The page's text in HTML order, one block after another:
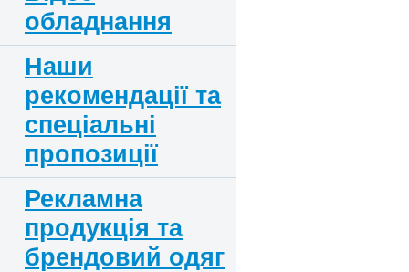
обладнання
Наши
рекомендації та
спеціальні
пропозиції
Рекламна
продукція та
брендовий одяг